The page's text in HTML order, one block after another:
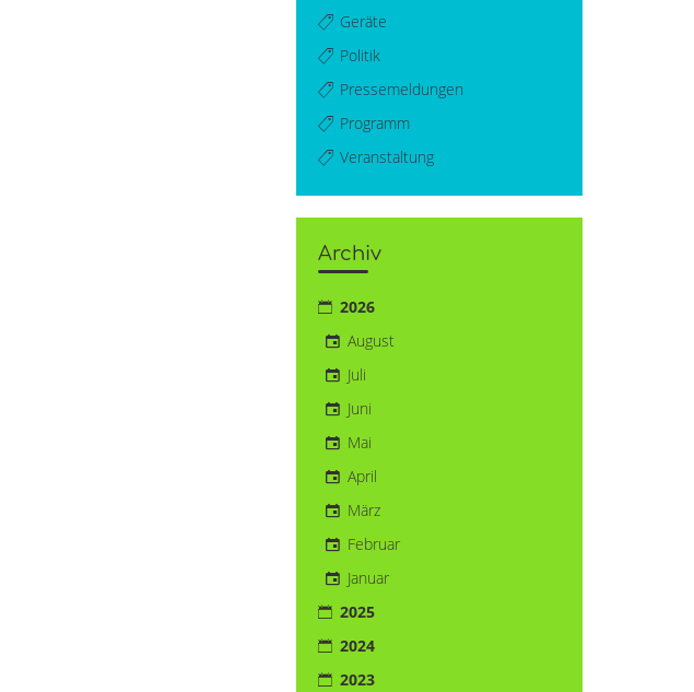
Geräte
Politik
Pressemeldungen
Programm
Veranstaltung
Archiv
2026
August
Juli
Juni
Mai
April
März
Februar
Januar
2025
2024
2023